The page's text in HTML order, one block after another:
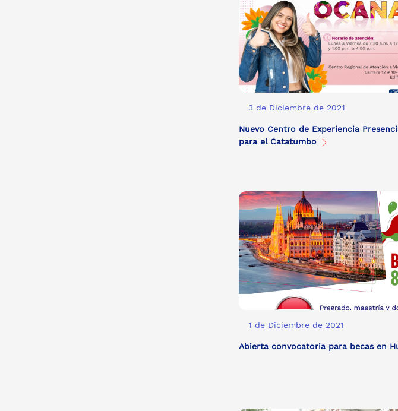
3 de Diciembre de 2021
Nuevo Centro de Experiencia
para el Catatumbo
1 de Diciembre de 2021
Abierta convocatoria para becas en